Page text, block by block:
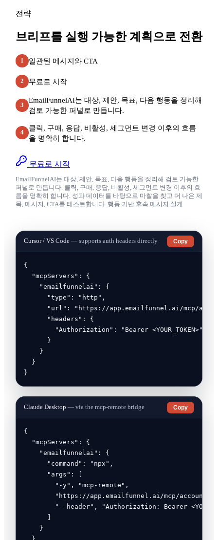
전략
브리프를 실행 가능한 계획으로 전환
1 일관된 메시지와 CTA
2 무료로 시작
3
EmailFunnelAI는 대상, 제안, 목표, 다음 행동을 정리해
검토 가능한 퍼널로 만듭니다.
4
클릭, 구매, 응답, 비활성, 세그먼트 변경 이후의 흐름
을 명확히 합니다.
무료로 시작
EmailFunnelAI는 대상, 제안, 목표, 다음 행동을 정리해 검토 가능한
퍼널로 만듭니다. 클릭, 구매, 응답, 비활성, 세그먼트 변경 이후의 흐
름을 명확히 합니다. 성과 데이터를 바탕으로 마찰을 찾고 더 나은 제
목, 메시지, CTA를 테스트합니다. 행동 기반 후속 메시지 설계
Cursor / VS Code — supports auth headers directly Copy
{
  "mcpServers": {
    "emailfunnelai": {
      "type": "http",
"url": "https://app.emailfunnel.ai/mcp/
      "headers": {
        "Authorization": "Bearer <YOUR_TOKEN>"
      }
    }
  }
}
Claude Desktop — via the mcp-remote bridge Copy
{
  "mcpServers": {
    "emailfunnelai": {
      "command": "npx",
      "args": [
        "-y", "mcp-remote",
        "https://app.emailfunnel.ai/mcp/account",
"--header", "Authorization: Bearer
    }